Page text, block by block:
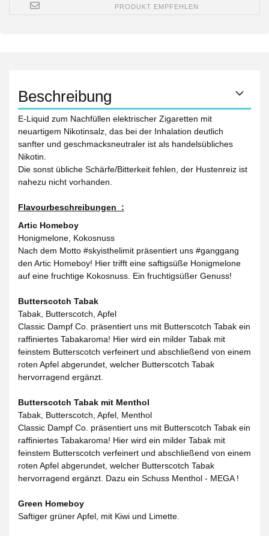
PRODUKT EMPFEHLEN
Beschreibung
E-Liquid zum Nachfüllen elektrischer Zigaretten mit
neuartigem Nikotinsalz, das bei der Inhalation deutlich
sanfter und geschmacksneutraler ist als handelsübliches
Nikotin.
Die sonst übliche Schärfe/Bitterkeit fehlen, der Hustenreiz ist
nahezu nicht vorhanden.
Flavourbeschreibungen :
Artic Homeboy
Honigmelone, Kokosnuss
Nach dem Motto #skyisthelimit präsentiert uns #ganggang
den Artic Homeboy! Hier trifft eine saftigsüße Honigmelone
auf eine fruchtige Kokosnuss. Ein fruchtigsüßer Genuss!
Butterscotch Tabak
Tabak, Butterscotch, Apfel
Classic Dampf Co. präsentiert uns mit Butterscotch Tabak ein
raffiniertes Tabakaroma! Hier wird ein milder Tabak mit
feinstem Butterscotch verfeinert und abschließend von einem
roten Apfel abgerundet, welcher Butterscotch Tabak
hervorragend ergänzt.
Butterscotch Tabak mit Menthol
Tabak, Butterscotch, Apfel, Menthol
Classic Dampf Co. präsentiert uns mit Butterscotch Tabak ein
raffiniertes Tabakaroma! Hier wird ein milder Tabak mit
feinstem Butterscotch verfeinert und abschließend von einem
roten Apfel abgerundet, welcher Butterscotch Tabak
hervorragend ergänzt. Dazu ein Schuss Menthol - MEGA !
Green Homeboy
Saftiger grüner Apfel, mit Kiwi und Limette.